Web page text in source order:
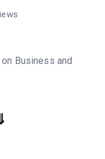
Business and